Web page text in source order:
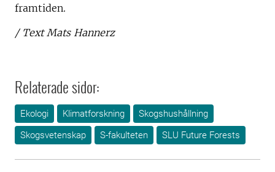
framtiden.
/ Text Mats Hannerz
Relaterade sidor:
Ekologi Klimatforskning
Skogshushållning
Skogsvetenskap
S-fakulteten SLU Future Forests